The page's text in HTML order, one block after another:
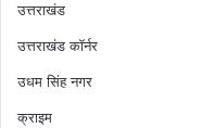
उत्तराखंड
उत्तराखंड कॉर्नर
उधम सिंह नगर
क्राइम